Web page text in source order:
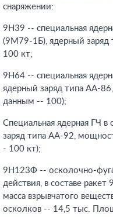
снаряжении:
9Н39 -- специальная
(9М79-1Б), ядерный
100 кт;
9Н64 -- специальная
ядерный заряд типа АА-
данным -- 100);
Специальная ядерная ГЧ
заряд типа АА-92,
- 100 кт);
9Н123Ф -- осколочно-
действия, в составе
масса взрывчатого
осколков -- 14,5 тыс.